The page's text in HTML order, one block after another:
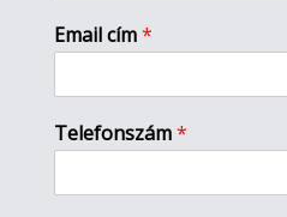
Email cím*
Telefonszám*